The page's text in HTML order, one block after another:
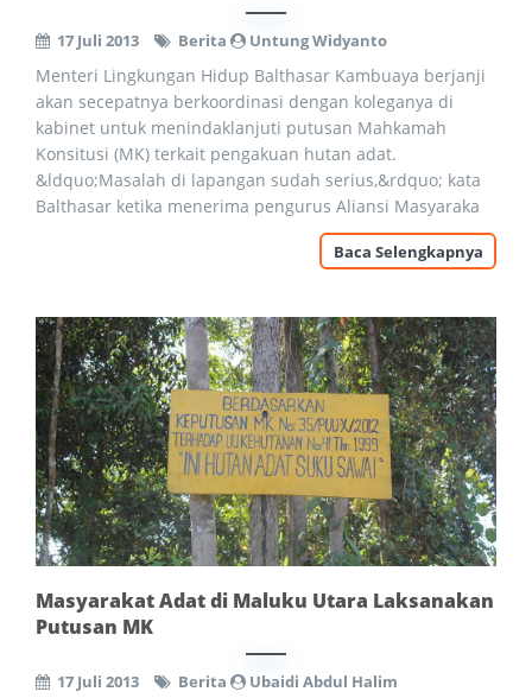
17 Juli 2013 Berita Untung Widyanto
Menteri Lingkungan Hidup Balthasar Kambuaya berjanji
akan secepatnya berkoordinasi dengan koleganya di
kabinet untuk menindaklanjuti putusan Mahkamah
Konsitusi (MK) terkait pengakuan hutan adat.
&ldquo;Masalah di lapangan sudah serius,&rdquo; kata
Balthasar ketika menerima pengurus Aliansi Masyaraka
Baca Selengkapnya
Masyarakat Adat di Maluku Utara Laksanakan
Putusan MK
17 Juli 2013 Berita Ubaidi Abdul Halim